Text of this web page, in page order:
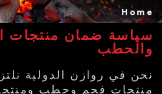
Home
سياسة ضمان منتجات
والحطب
نحن في روازن الدولية
منتجات فحم وحطب